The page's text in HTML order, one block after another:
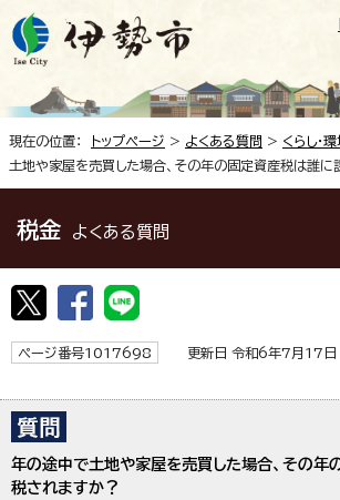
現在の位置： トップページ > よくある質問 > くらし・
土地や家屋を売買した場合、その年の固定資産税は誰に
税金 よくある質問
ページ番号1017698 更新日 令和6年7月17日
年の途中で土地や家屋を売買した場合、その年
税されますか？